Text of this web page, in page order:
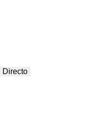
Directo